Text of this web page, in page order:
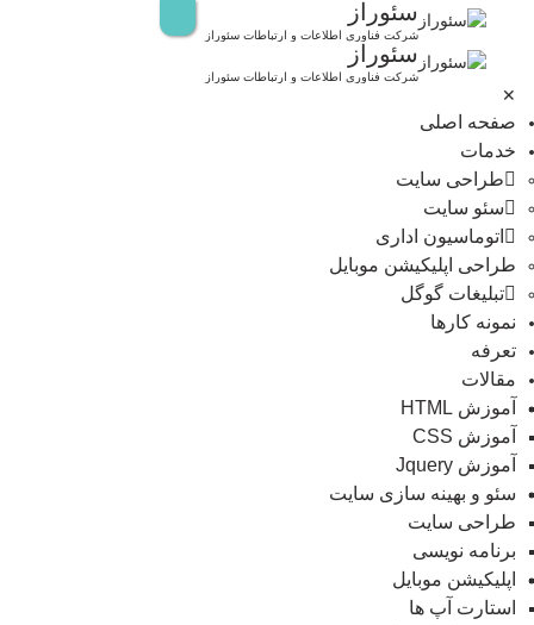
سئوراز
شرکت فناوری اطلاعات و ارتباطات سئوراز
سئوراز
شرکت فناوری اطلاعات و ارتباطات سئوراز
✕
صفحه اصلی
خدمات
طراحی سایت
سئو سایت
اتوماسیون اداری
طراحی اپلیکیشن موبایل
تبلیغات گوگل
نمونه کارها
تعرفه
مقالات
آموزش HTML
آموزش CSS
آموزش Jquery
سئو و بهینه سازی سایت
طراحی سایت
برنامه نویسی
اپلیکیشن موبایل
استارت آپ ها